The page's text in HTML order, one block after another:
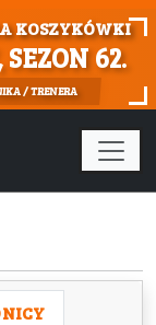
KOSZYKÓWKI
62.
/ TRENERA